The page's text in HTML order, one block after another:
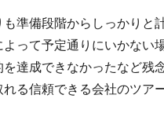
準備段階からしっかりと
って予定通りにいかない
達成できなかったなど残
る信頼できる会社のツア